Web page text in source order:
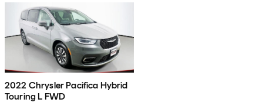
2022 Chrysler Pacifica Hybrid
Touring L FWD